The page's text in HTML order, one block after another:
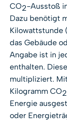
CO2-Ausstoß
Dazu benötigt
Kilowattstunde
das Gebäude
Angabe ist in
enthalten.
multipliziert.
Kilogramm CO2
Energie
oder